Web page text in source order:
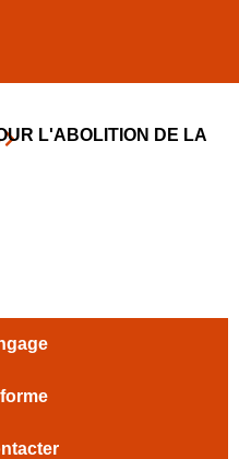
L'ABOLITION DE LA